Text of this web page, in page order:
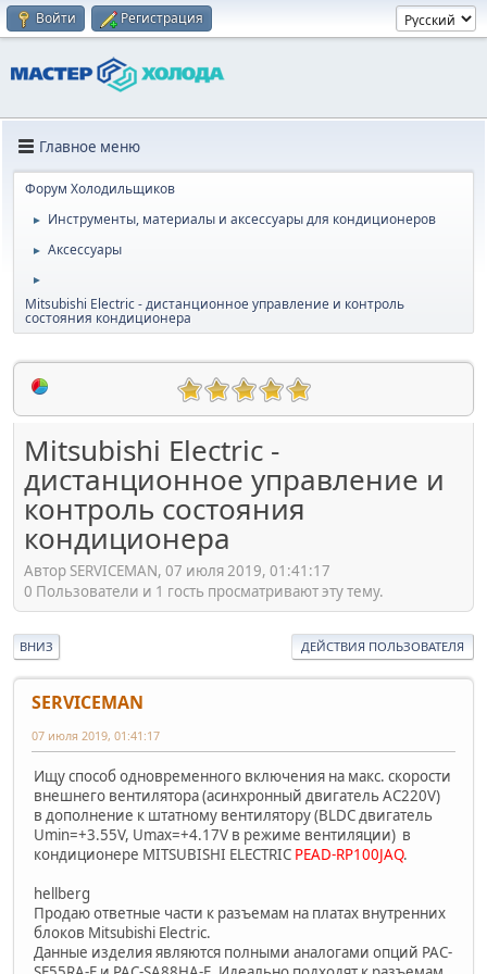
Войти Регистрация
Главное меню
Форум Холодильщиков
► Инструменты, материалы и аксессуары для кондиционеров
► Аксессуары
►
Mitsubishi Electric - дистанционное управление и контроль
состояния кондиционера
Mitsubishi Electric -
дистанционное управление и
контроль состояния
кондиционера
Автор SERVICEMAN, 07 июля 2019, 01:41:17
0 Пользователи и 1 гость просматривают эту тему.
ВНИЗ ДЕЙСТВИЯ ПОЛЬЗОВАТЕЛЯ
SERVICEMAN
07 июля 2019, 01:41:17
Ищу способ одновременного включения на макс. скорости
внешнего вентилятора (асинхронный двигатель AC220V)
в дополнение к штатному вентилятору (BLDC двигатель
Umin=+3.55V, Umax=+4.17V в режиме вентиляции) в
кондиционере MITSUBISHI ELECTRIC PEAD-RP100JAQ.
hellberg
Продаю ответные части к разъемам на платах внутренних
блоков Mitsubishi Electric.
Данные изделия являются полными аналогами опций PAC-